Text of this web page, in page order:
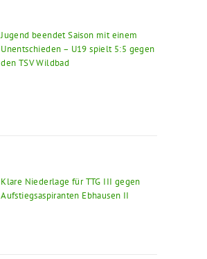
Jugend beendet Saison mit einem
Unentschieden – U19 spielt 5:5 gegen
den TSV Wildbad
Klare Niederlage für TTG III gegen
Aufstiegsaspiranten Ebhausen II